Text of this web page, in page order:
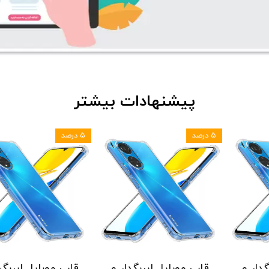
پیشنهادات بیشتر